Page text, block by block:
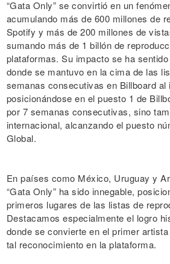
“Gata Only” se convirtió en un
acumulando más de 600 millones de
Spotify y más de 200 millones de
sumando más de 1 billón de
plataformas. Su impacto se ha
donde se mantuvo en la cima de las
semanas consecutivas en Billboard al
posicionándose en el puesto 1 de
por 7 semanas consecutivas, sino
internacional, alcanzando el puesto
Global.
En países como México, Uruguay y
“Gata Only” ha sido innegable,
primeros lugares de las listas de
Destacamos especialmente el logro
donde se convierte en el primer
tal reconocimiento en la plataforma.